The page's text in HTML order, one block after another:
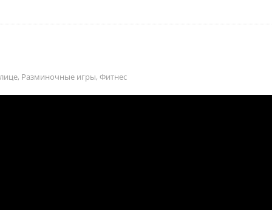
, Разминочные игры, Фитнес